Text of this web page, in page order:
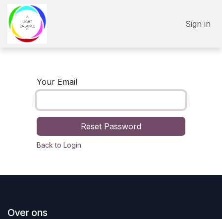
Skip to Content
Sign in
Your Email
Reset Password
Back to Login
Over ons